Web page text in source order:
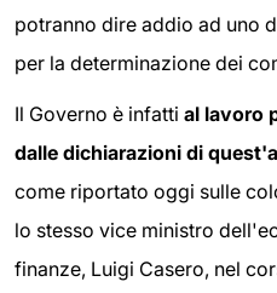
potranno dire addio ad uno
per la determinazione dei
Il Governo è infatti al lavoro
dalle dichiarazioni di
come riportato oggi sulle
lo stesso vice ministro
finanze, Luigi Casero, nel